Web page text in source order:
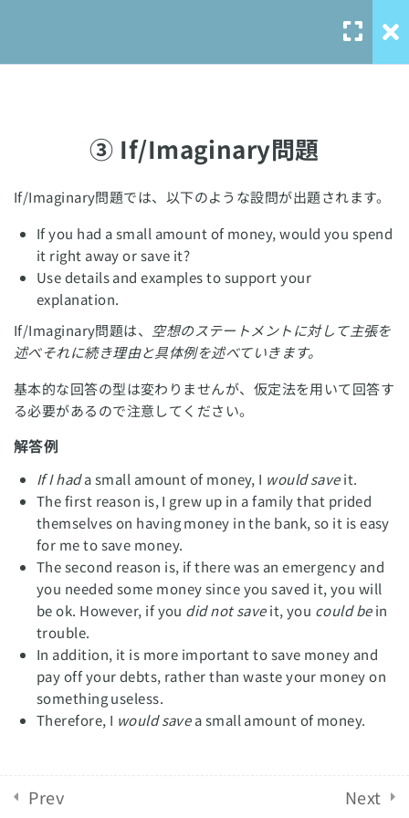
スピーキングの概要
タスク1 – 出題される問題パター
① Agree/Disagree問題
② Preference問題
③ If/Imaginary問題
題
⑤ Advantage/Disadvantage問
⑥ Three Choice問題
タスク1 – 練習問題
タスク1 – 最新のサンプル問題
タスク2 – テンプレート表現
タスク3 – テンプレート表現
スコアアップのポイント
③ If/Imaginary問題
If/Imaginary問題では、以下のような設問が出題されます。
If you had a small amount of money, would you spend
it right away or save it?
Use details and examples to support your
explanation.
If/Imaginary問題は、 空想のステートメントに対して主張を
述べそれに続き理由と具体例を述べていきます。
基本的な回答の型は変わりませんが、仮定法を用いて回答す
る必要があるので注意してください。
解答例
If I hada small amount of money, I would saveit.
The first reason is, I grew up in a family that prided
themselves on having money in the bank, so it is easy
for me to save money.
The second reason is, if there was an emergency and
you needed some money since you saved it, you will
be ok. However, if you did not saveit, you could bein
trouble.
In addition, it is more important to save money and
pay off your debts, rather than waste your money on
something useless.
Therefore, I would savea small amount of money.
Prev Next
solo-
language.com
toefl.com
English Revolution 2021. Powered by
Co.,Ltd.